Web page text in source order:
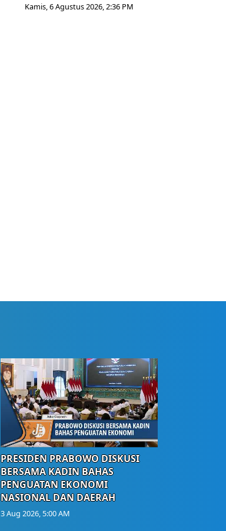
Kamis, 6 Agustus 2026, 2:36 PM
PRESIDEN PRABOWO DISKUSI
BERSAMA KADIN BAHAS
PENGUATAN EKONOMI
NASIONAL DAN DAERAH
3 Aug 2026, 5:00 AM